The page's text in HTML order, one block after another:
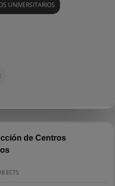
UNIVERSITARIOS
de Centros
ECTS